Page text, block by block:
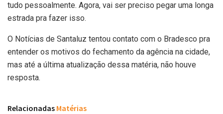
tudo pessoalmente. Agora, vai ser preciso pegar uma longa
estrada pra fazer isso.
O Notícias de Santaluz tentou contato com o Bradesco pra
entender os motivos do fechamento da agência na cidade,
mas até a última atualização dessa matéria, não houve
resposta.
Relacionadas Matérias